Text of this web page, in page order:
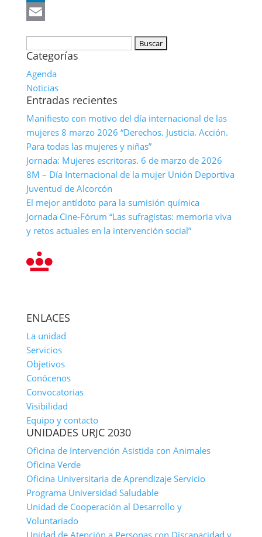
LinkedIn
Categorías
Agenda
Noticias
Entradas recientes
Manifiesto con motivo del día internacional de las
mujeres 8 marzo 2026 “Derechos. Justicia. Acción.
Para todas las mujeres y niñas”
Jornada: Mujeres escritoras. 6 de marzo de 2026
8M – Día Internacional de la mujer Unión Deportiva
Juventud de Alcorcón
El mejor antídoto para la sumisión química
Jornada Cine-Fórum “Las sufragistas: memoria viva
y retos actuales en la intervención social”
ENLACES
La unidad
Servicios
Objetivos
Conócenos
Convocatorias
Visibilidad
Equipo y contacto
UNIDADES URJC 2030
Oficina de Intervención Asistida con Animales
Oficina Verde
Oficina Universitaria de Aprendizaje Servicio
Programa Universidad Saludable
Unidad de Cooperación al Desarrollo y
Voluntariado